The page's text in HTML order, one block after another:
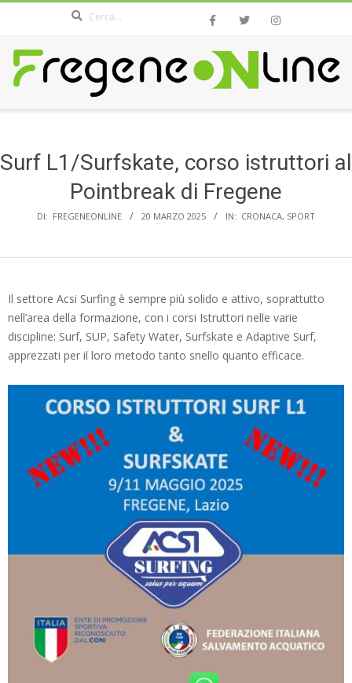
content
FREGENEONLINE.COM
Menu
Surf L1/Surfskate, corso istruttori al
Pointbreak di Fregene
DI: FREGENEONLINE 20 MARZO 2025 IN: CRONACA, SPORT
Il settore Acsi Surfing è sempre più solido e attivo, soprattutto
nell’area della formazione, con i corsi Istruttori nelle varie
discipline: Surf, SUP, Safety Water, Surfskate e Adaptive Surf,
apprezzati per il loro metodo tanto snello quanto efficace.